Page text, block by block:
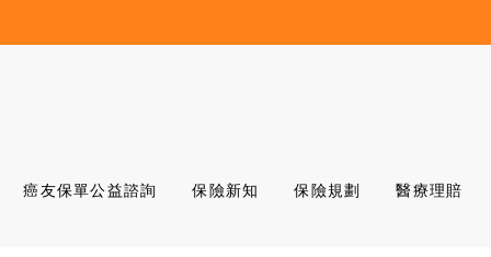
癌友保單公益諮詢 保險新知 保險規劃 醫療理賠